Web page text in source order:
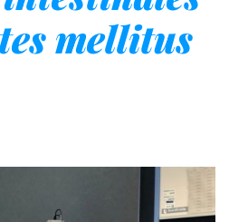
mellitus